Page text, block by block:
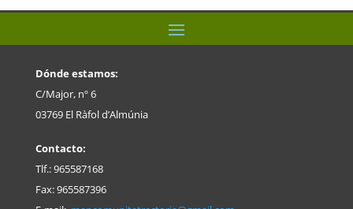
Dónde estamos:
C/Major, nº 6
03769 El Ràfol d’Almúnia
Contacto:
Tlf.: 965587168
Fax: 965587396